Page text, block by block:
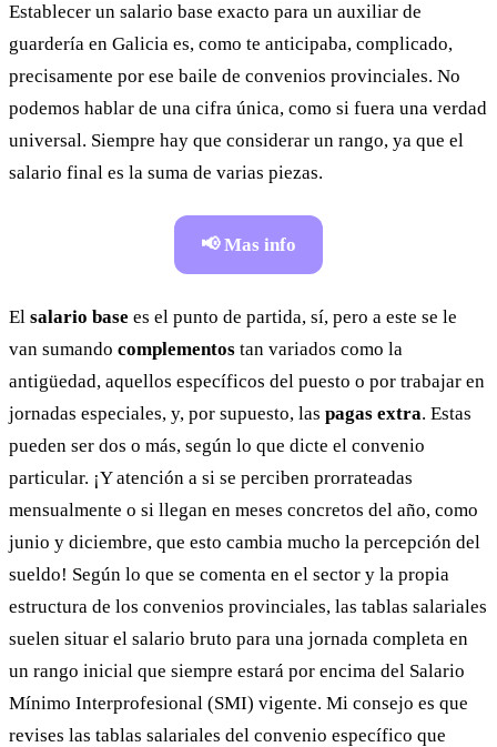
Establecer un salario base exacto para un auxiliar de
guardería en Galicia es, como te anticipaba, complicado,
precisamente por ese baile de convenios provinciales. No
podemos hablar de una cifra única, como si fuera una verdad
universal. Siempre hay que considerar un rango, ya que el
salario final es la suma de varias piezas.
📢 Mas info
El salario base es el punto de partida, sí, pero a este se le
van sumando complementos tan variados como la
antigüedad, aquellos específicos del puesto o por trabajar en
jornadas especiales, y, por supuesto, las pagas extra. Estas
pueden ser dos o más, según lo que dicte el convenio
particular. ¡Y atención a si se perciben prorrateadas
mensualmente o si llegan en meses concretos del año, como
junio y diciembre, que esto cambia mucho la percepción del
sueldo! Según lo que se comenta en el sector y la propia
estructura de los convenios provinciales, las tablas salariales
suelen situar el salario bruto para una jornada completa en
un rango inicial que siempre estará por encima del Salario
Mínimo Interprofesional (SMI) vigente. Mi consejo es que
revises las tablas salariales del convenio específico que